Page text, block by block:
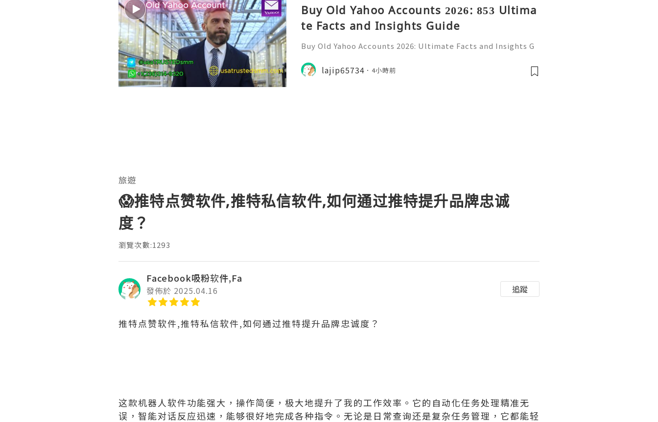
Buy Old Yahoo Accounts 2026: 853 Ultima
te Facts and Insights Guide
Buy Old Yahoo Accounts 2026: Ultimate Facts and Insights G
or personal communication, professional correspondence, o
nline subscriptions, freel
lajip65734 4小時前
旅遊
😱推特点赞软件,推特私信软件,如何通过推特提升品牌忠诚
度？
瀏覽次數:1293
Facebook吸粉软件,Fa
發佈於 2025.04.16 追蹤
推特点赞软件,推特私信软件,如何通过推特提升品牌忠诚度？
这款机器人软件功能强大，操作简便，极大地提升了我的工作效率。它的自动化任务处理精准无
误，智能对话反应迅速，能够很好地完成各种指令。无论是日常查询还是复杂任务管理，它都能轻